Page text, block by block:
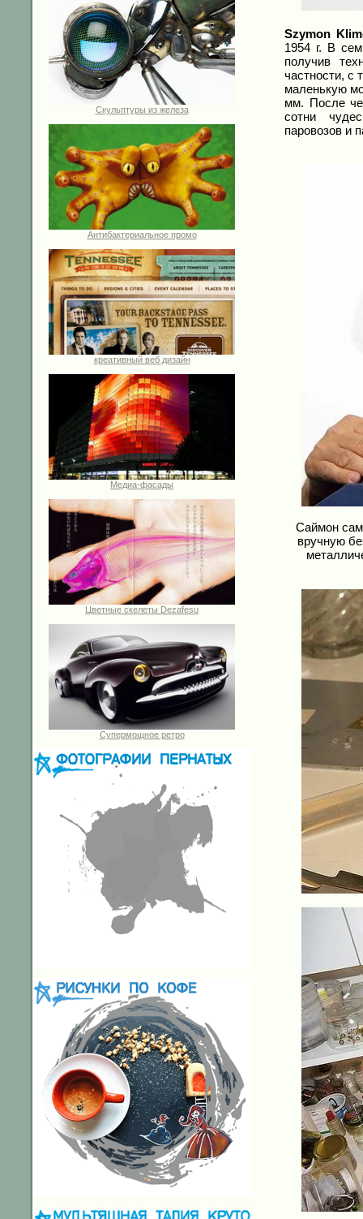
Скульптуры из железа
Антибактериальное промо
креативный веб дизайн
Медиа-фасады
Цветные скелеты Dezafesu
Супермощное ретро
Szymon
1954 г. В
получив
частности, с
маленькую
мм. После
сотни
паровозов и
Саймон сам
вручную